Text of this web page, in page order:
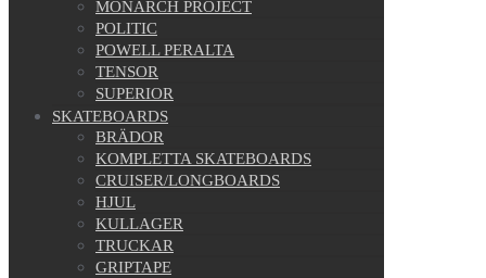
MONARCH PROJECT
POLITIC
POWELL PERALTA
TENSOR
SUPERIOR
SKATEBOARDS
BRÄDOR
KOMPLETTA SKATEBOARDS
CRUISER/LONGBOARDS
HJUL
KULLAGER
TRUCKAR
GRIPTAPE